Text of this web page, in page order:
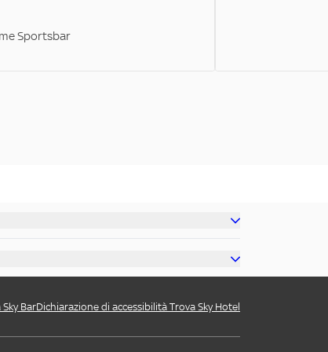
Sportsbar
BarDichiarazione di accessibilità Trova Sky Hotel